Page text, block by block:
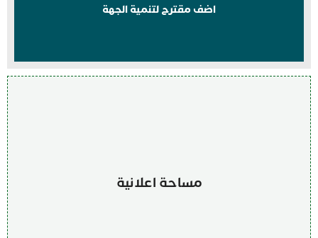
اضف مقترح لتنمية الجهة
مساحة اعلانية